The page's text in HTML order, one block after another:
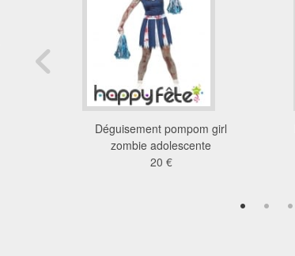
Déguisement pompom girl
zombie adolescente
20 €